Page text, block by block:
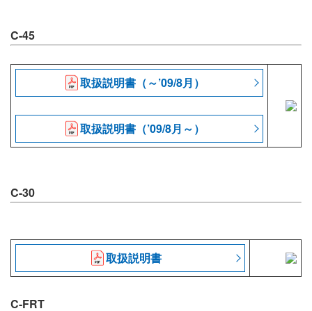
C-45
取扱説明書（～’09/8月）
取扱説明書（’09/8月～）
C-30
取扱説明書
C-FRT